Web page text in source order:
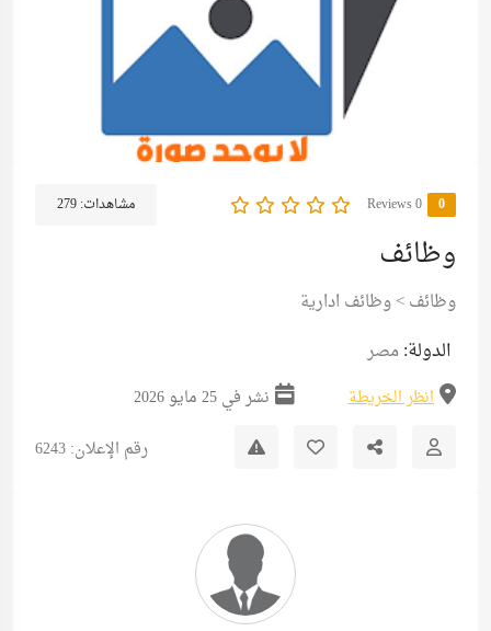
0
0 Reviews مشاهدات:279
وظائف
وظائف>وظائف ادارية
الدولة: مصر
انظر الخريطة
نشر في 25 مايو 2026
رقم الإعلان: 6243